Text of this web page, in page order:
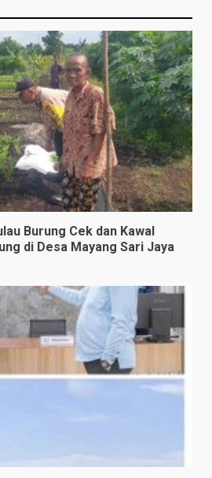
Burung Cek dan Kawal
di Desa Mayang Sari Jaya